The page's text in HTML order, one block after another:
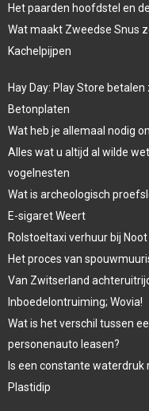
Het paarden hoofdstel en
Wat maakt Zweedse Snus
Kachelpijpen
Hay Day: Play Store
Betonplaten
Wat heb je allemaal nodig
Alles wat u altijd al wilde
vogelnesten
Wat is archeologisch
E-sigaret Weert
Rolstoeltaxi verhuur bij
Het proces van
Van Zwitserland
Inboedelontruiming; Wovia!
Wat is het verschil tussen
personenauto leasen?
Is een constante waterdruk
Plastidip